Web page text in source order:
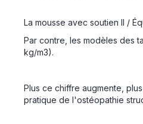
La mousse avec soutien II /
Par contre, les modèles des
kg/m3).
Plus ce chiffre augmente,
pratique de l'ostéopathie